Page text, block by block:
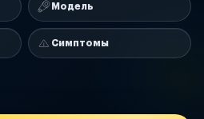
Модель
Симптомы